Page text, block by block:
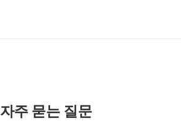
자주 묻는 질문